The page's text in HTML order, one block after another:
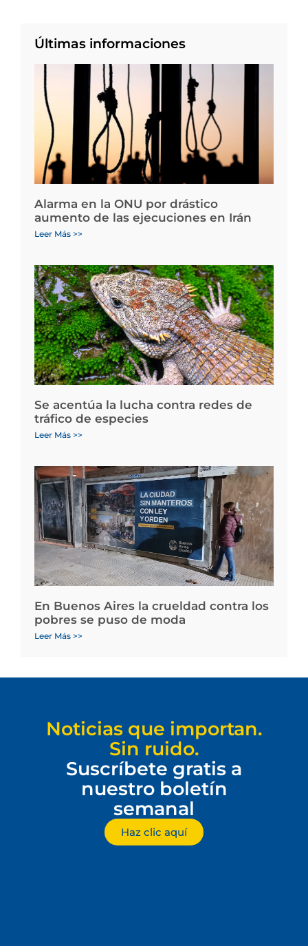
Últimas informaciones
Alarma en la ONU por drástico
aumento de las ejecuciones en Irán
Leer Más >>
Se acentúa la lucha contra redes de
tráfico de especies
Leer Más >>
En Buenos Aires la crueldad contra los
pobres se puso de moda
Leer Más >>
Noticias que importan.
Sin ruido.
Suscríbete gratis a
nuestro boletín
semanal
Haz clic aquí